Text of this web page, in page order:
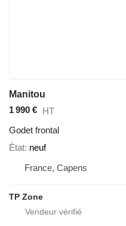
Manitou
1 990 € HT
Godet frontal
État neuf
France, Capens
TP Zone